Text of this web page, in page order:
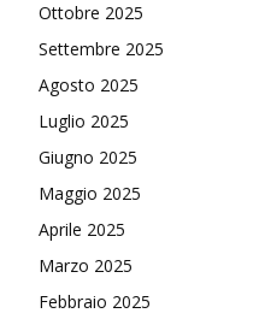
Ottobre 2025
Settembre 2025
Agosto 2025
Luglio 2025
Giugno 2025
Maggio 2025
Aprile 2025
Marzo 2025
Febbraio 2025